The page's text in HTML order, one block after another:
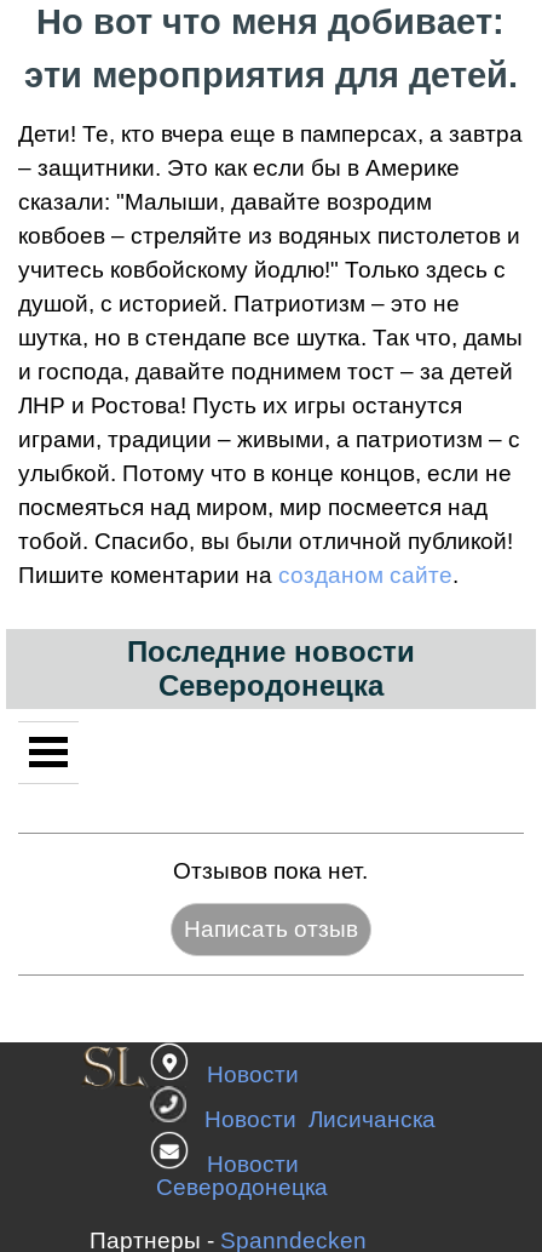
Но вот что меня добивает:
эти мероприятия для детей.
Дети! Те, кто вчера еще в памперсах, а завтра
– защитники. Это как если бы в Америке
сказали: "Малыши, давайте возродим
ковбоев – стреляйте из водяных пистолетов и
учитесь ковбойскому йодлю!" Только здесь с
душой, с историей. Патриотизм – это не
шутка, но в стендапе все шутка. Так что, дамы
и господа, давайте поднимем тост – за детей
ЛНР и Ростова! Пусть их игры останутся
играми, традиции – живыми, а патриотизм – с
улыбкой. Потому что в конце концов, если не
посмеяться над миром, мир посмеется над
тобой. Спасибо, вы были отличной публикой!
Пишите коментарии на созданом сайте.
Последние новости
Северодонецка
Отзывов пока нет.
Новости
Новости Лисичанска
Новости
Северодонецка
Партнеры - Spanndecken